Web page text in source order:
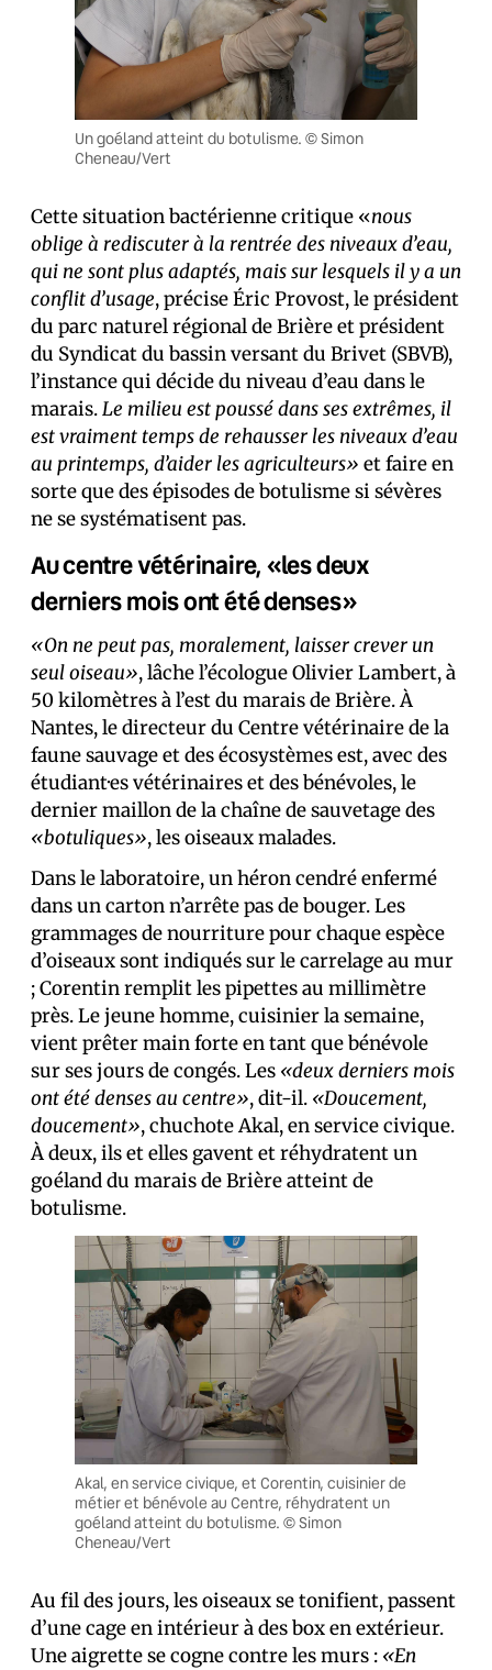
Un goéland atteint du botulisme. © Simon
Cheneau/Vert
Cette situation bactérienne critique «nous
oblige à rediscuter à la rentrée des niveaux d’eau,
qui ne sont plus adaptés, mais sur lesquels il y a un
conflit d’usage, précise Éric Provost, le président
du parc naturel régional de Brière et président
du Syndicat du bassin versant du Brivet (SBVB),
l’instance qui décide du niveau d’eau dans le
marais.Le milieu est poussé dans ses extrêmes, il
est vraiment temps de rehausser les niveaux d’eau
au printemps, d’aider les agriculteurs» et faire en
sorte que des épisodes de botulisme si sévères
ne se systématisent pas.
Au centre vétérinaire, «les deux
derniers mois ont été denses»
«On ne peut pas, moralement, laisser crever un
seul oiseau», lâche l’écologue Olivier Lambert, à
50 kilomètres à l’est du marais de Brière. À
Nantes, le directeur du Centre vétérinaire de la
faune sauvage et des écosystèmes est, avec des
étudiant·es vétérinaires et des bénévoles, le
dernier maillon de la chaîne de sauvetage des
«botuliques», les oiseaux malades.
Dans le laboratoire, un héron cendré enfermé
dans un carton n’arrête pas de bouger. Les
grammages de nourriture pour chaque espèce
d’oiseaux sont indiqués sur le carrelage au mur
; Corentin remplit les pipettes au millimètre
près. Le jeune homme, cuisinier la semaine,
vient prêter main forte en tant que bénévole
sur ses jours de congés. Les «deux derniers mois
ont été denses au centre», dit-il. «Doucement,
doucement», chuchote Akal, en service civique.
À deux, ils et elles gavent et réhydratent un
goéland du marais de Brière atteint de
botulisme.
Akal, en service civique, et Corentin, cuisinier de
métier et bénévole au Centre, réhydratent un
goéland atteint du botulisme. © Simon
Cheneau/Vert
Au fil des jours, les oiseaux se tonifient, passent
d’une cage en intérieur à des box en extérieur.
Une aigrette se cogne contre les murs : «En